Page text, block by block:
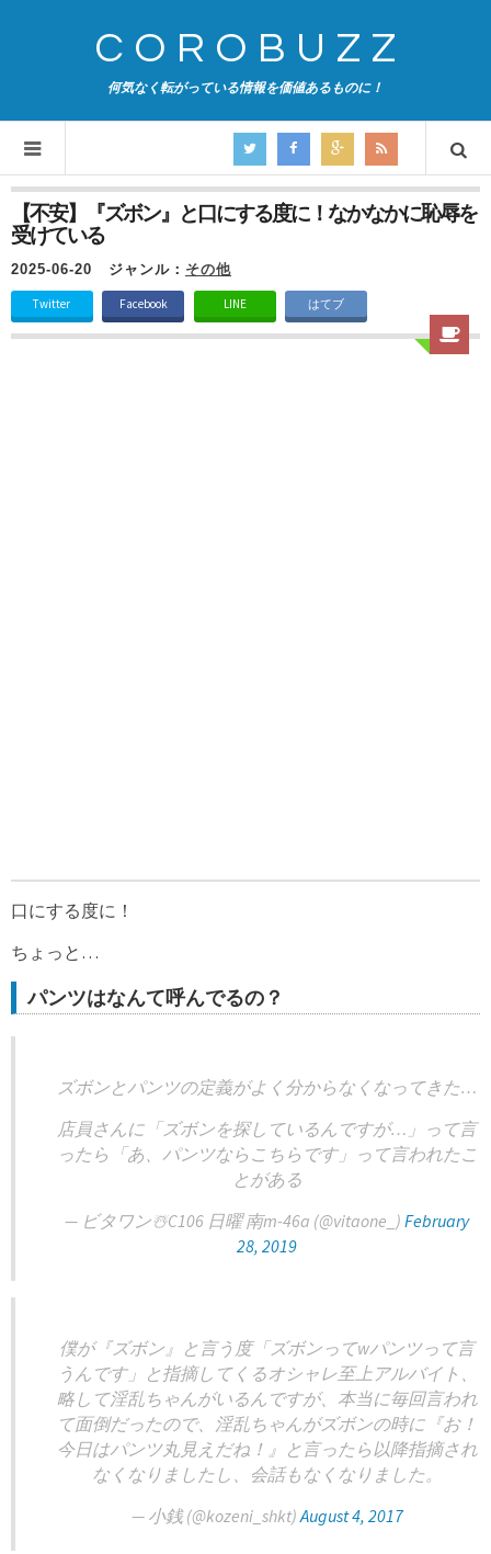
COROBUZZ
何気なく転がっている情報を価値あるものに！
【不安】『ズボン』と口にする度に！なかなかに恥辱を
受けている
2025-06-20 ジャンル： その他
Twitter Facebook LINE はてブ
口にする度に！
ちょっと…
パンツはなんて呼んでるの？
ズボンとパンツの定義がよく分からなくなってきた…
店員さんに「ズボンを探しているんですが…」って言
ったら「あ、パンツならこちらです」って言われたこ
とがある
— ビタワン☃️C106 日曜 南m-46a (@vitaone_) February
28, 2019
僕が『ズボン』と言う度「ズボンってwパンツって言
うんです」と指摘してくるオシャレ至上アルバイト、
略して淫乱ちゃんがいるんですが、本当に毎回言われ
て面倒だったので、淫乱ちゃんがズボンの時に『お！
今日はパンツ丸見えだね！』と言ったら以降指摘され
なくなりましたし、会話もなくなりました。
— 小銭 (@kozeni_shkt)August 4, 2017